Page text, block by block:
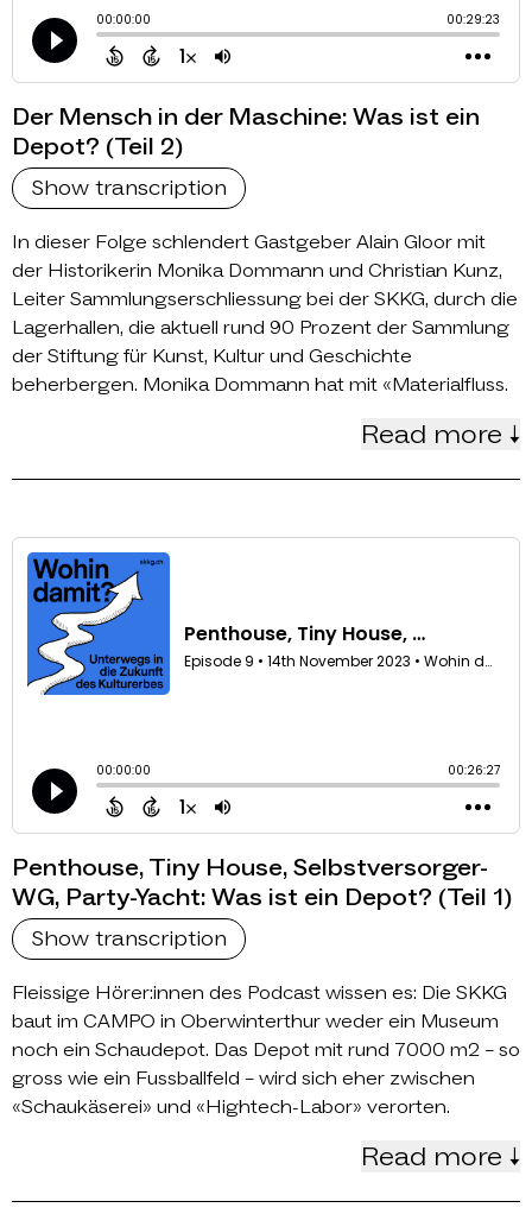
Der Mensch in der Maschine: Was ist ein
Depot? (Teil 2)
Show transcription
In dieser Folge schlendert Gastgeber Alain Gloor mit
der Historikerin Monika Dommann und Christian Kunz,
Leiter Sammlungserschliessung bei der SKKG, durch die
Lagerhallen, die aktuell rund 90 Prozent der Sammlung
der Stiftung für Kunst, Kultur und Geschichte
beherbergen. Monika Dommann hat mit «Materialfluss.
Read more ↓
Penthouse, Tiny House, Selbstversorger-
WG, Party-Yacht: Was ist ein Depot? (Teil 1)
Show transcription
Fleissige Hörer:innen des Podcast wissen es: Die SKKG
baut im CAMPO in Oberwinterthur weder ein Museum
noch ein Schaudepot. Das Depot mit rund 7000 m2 – so
gross wie ein Fussballfeld – wird sich eher zwischen
«Schaukäserei» und «Hightech-Labor» verorten.
Read more ↓